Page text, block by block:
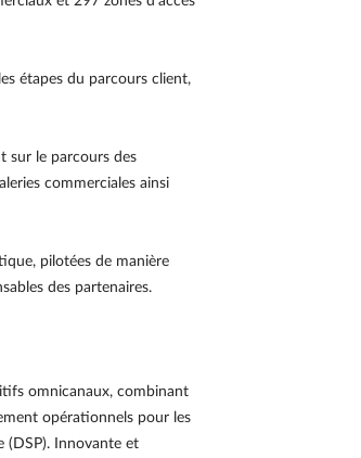
étapes du parcours client,
sur le parcours des
commerciales ainsi
pilotées de manière
des partenaires.
omnicanaux, combinant
opérationnels pour les
(DSP). Innovante et